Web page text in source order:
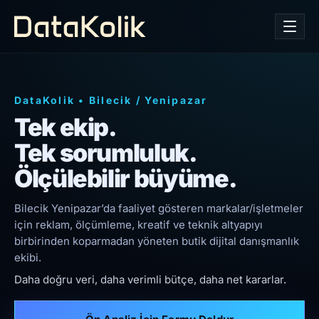
DataKolik • Bilecik /Yenipazar
Tek ekip.
Tek sorumluluk.
Ölçülebilir büyüme.
Bilecik Yenipazar’da faaliyet gösteren markalar/işletmeler
için reklam, ölçümleme, kreatif ve teknik altyapıyı
birbirinden koparmadan yöneten butik dijital danışmanlık
ekibi.
Daha doğru veri, daha verimli bütçe, daha net kararlar.